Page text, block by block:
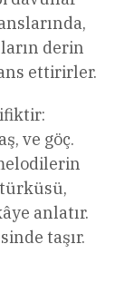
derin
ettirirler.
ve göç.
anlatır.
taşır.